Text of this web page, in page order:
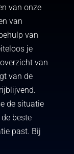
van onze
van
van
je
van
van de
de situatie
beste
past. Bij